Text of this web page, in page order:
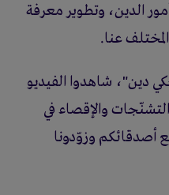
الدين، وتطوير معرفة
عنا.
دين"، شاهدوا الفيديو
والإقصاء في
أصدقائكم وزوّدونا